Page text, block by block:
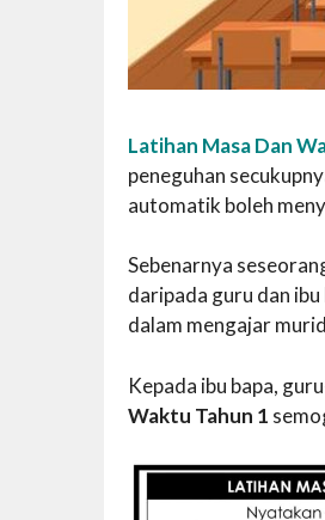
Latihan Masa Dan
peneguhan
automatik boleh
Sebenarnya
daripada guru dan
dalam mengajar
Kepada ibu bapa,
Waktu Tahun 1